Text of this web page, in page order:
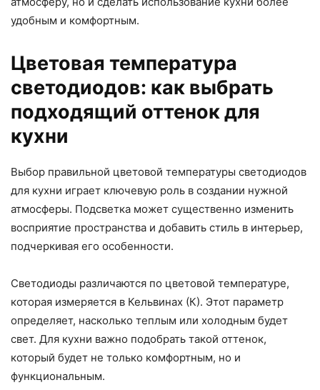
удобным и комфортным.
Цветовая температура
светодиодов: как выбрать
подходящий оттенок для
кухни
Выбор правильной цветовой температуры светодиодов
для кухни играет ключевую роль в создании нужной
атмосферы. Подсветка может существенно изменить
восприятие пространства и добавить стиль в интерьер,
подчеркивая его особенности.
Светодиоды различаются по цветовой температуре,
которая измеряется в Кельвинах (К). Этот параметр
определяет, насколько теплым или холодным будет
свет. Для кухни важно подобрать такой оттенок,
который будет не только комфортным, но и
функциональным.